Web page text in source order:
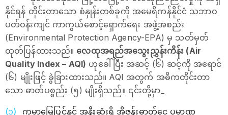
နိုင်ရန် တိုင်းတာသော စံနှုန်းတစ်ခုကို အမေရိကန်နိုင်ငံ သဘာဝ
ပတ်ဝန်းကျင် ကာကွယ်စောင့်ရှောက်ရေး အဖွဲ့အစည်း
(Environmental Protection Agency-EPA) မှ သတ်မှတ်
ထုတ်ပြန်ထားသည်။လေထုအရည်အသွေးညွှန်းကိန်း (Air
Quality Index – AQI) ဟုခေါ်ပြီး အဆင့် (၆) ဆင့်ကို အရောင်
(၆) မျိုးဖြင့် ခွဲခြားထားသည်။ AQI အတွက် အဓိကတိုင်းတာ
သော ဓာတ်ပစ္စည်း (၅) မျိုးရှိသည်။ ၎င်းတို့မှာ_
ကမ္ဘာမြေပြင်နှင့် အနီးဆုံးရှိ အိုဇုန်းဓာတ်ငွေ့ ပမာဏ